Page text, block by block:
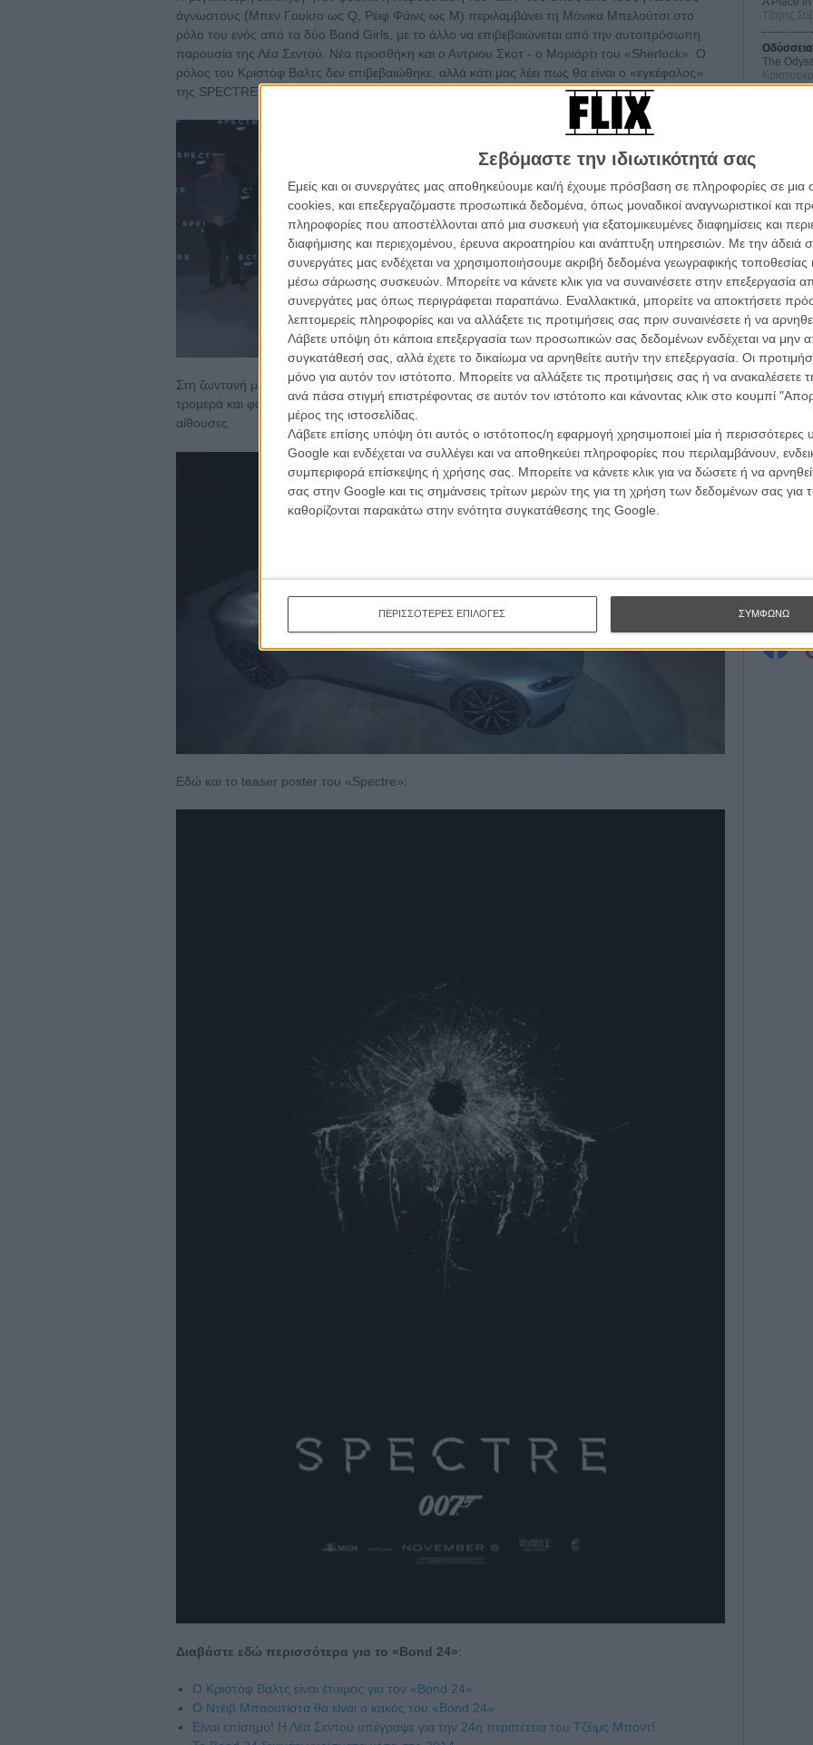
Σεβόμαστε την ιδιωτικότητά σας
Εμείς και οι συνεργάτες μας αποθηκεύουμε και/ή έχουμε πρόσβαση σε πληροφορίες σε
cookies, και επεξεργαζόμαστε προσωπικά δεδομένα, όπως μοναδικοί αναγνωριστικοί και
πληροφορίες που αποστέλλονται από μια συσκευή για εξατομικευμένες διαφημίσεις και
διαφήμισης και περιεχομένου, έρευνα ακροατηρίου και ανάπτυξη υπηρεσιών. Με την άδειά
συνεργάτες μας ενδέχεται να χρησιμοποιήσουμε ακριβή δεδομένα γεωγραφικής τοποθεσίας
μέσω σάρωσης συσκευών. Μπορείτε να κάνετε κλικ για να συναινέσετε στην επεξεργασία
συνεργάτες μας όπως περιγράφεται παραπάνω. Εναλλακτικά, μπορείτε να αποκτήσετε
λεπτομερείς πληροφορίες και να αλλάξετε τις προτιμήσεις σας πριν συναινέσετε ή να
Λάβετε υπόψη ότι κάποια επεξεργασία των προσωπικών σας δεδομένων ενδέχεται να μην
συγκατάθεσή σας, αλλά έχετε το δικαίωμα να αρνηθείτε αυτήν την επεξεργασία. Οι
μόνο για αυτόν τον ιστότοπο. Μπορείτε να αλλάξετε τις προτιμήσεις σας ή να ανακαλέσετε
ανά πάσα στιγμή επιστρέφοντας σε αυτόν τον ιστότοπο και κάνοντας κλικ στο κουμπί
μέρος της ιστοσελίδας.
Λάβετε επίσης υπόψη ότι αυτός ο ιστότοπος/η εφαρμογή χρησιμοποιεί μία ή περισσότερες
Google και ενδέχεται να συλλέγει και να αποθηκεύει πληροφορίες που περιλαμβάνουν,
συμπεριφορά επίσκεψης ή χρήσης σας. Μπορείτε να κάνετε κλικ για να δώσετε ή να
σας στην Google και τις σημάνσεις τρίτων μερών της για τη χρήση των δεδομένων σας
καθορίζονται παρακάτω στην ενότητα συγκατάθεσης της Google.
ΠΕΡΙΣΣΟΤΕΡΕΣ ΕΠΙΛΟΓΕΣ ΣΥΜΦΩΝΩ
άγνωστους (Μπεν Γουίσο ως Q, Ρέιφ Φάινς ως Μ) περιλαμβάνει τη Μόνικα Μπελούτσι στο
ρόλο του ενός από τα δύο Bond Girls, με το άλλο να επιβεβαιώνεται από την αυτοπρόσωπη
παρουσία της Λέα Σεντού. Νέα προσθήκη και ο Αντριου Σκοτ - o Μοριάρτι του «Sherlock». O
ρόλος του Κριστόφ Βαλτς δεν επιβεβαιώθηκε, αλλά κάτι μας λέει πως θα είναι ο «εγκέφαλος»
της SPECTRE.
Στη ζωντανή μετάδοση παρουσιάστηκε και η νέα Αστον Μάρτιν που κατά τον Σαμ Μέντες κάνει
τρομερά και φοβερά πράγματα, αλλά που θα τα δούμε όταν με το καλό βγει η ταινία στις
αίθουσες.
Εδώ και το teaser poster του «Spectre»:
Διαβάστε εδώ περισσότερα για το «Bond 24»:
Ο Κριστόφ Βαλτς είναι έτοιμος για τον «Bond 24»
Ο Ντέιβ Μπαουτίστα θα είναι ο κακός του «Bond 24»
Είναι επίσημο! Η Λέα Σεντού υπέγραψε για την 24η περιπέτεια του Τζέιμς Μποντ!
Τζορτζ
Οδύσσεια
The
Ο
10
τον
Θέλω